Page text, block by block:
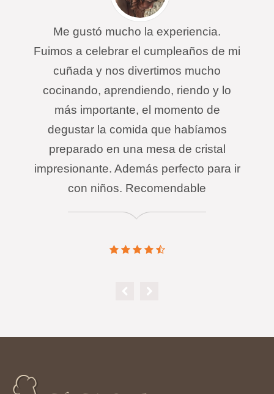
sorprenderán…
Me gustó mucho la experiencia.
Fuimos a celebrar el cumpleaños de mi
cuñada y nos divertimos mucho
cocinando, aprendiendo, riendo y lo
más importante, el momento de
degustar la comida que habíamos
preparado en una mesa de cristal
impresionante. Además perfecto para ir
con niños. Recomendable